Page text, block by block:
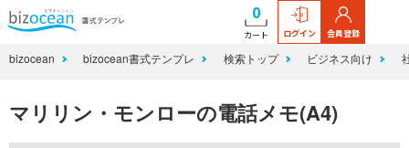
0
カート ログイン 会員登録
bizocean bizocean書式テンプレ 検索トップ ビジネス向け
マリリン・モンローの電話メモ(A4)